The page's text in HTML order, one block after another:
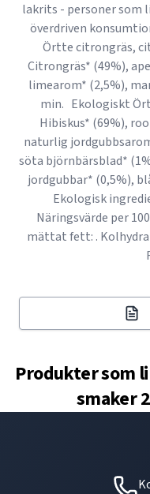
lakrits - personer som
överdriven
Örtte citrongräs,
Citrongräs* (49%),
limearom* (2,5%),
min. Ekologiskt
Hibiskus* (69%),
naturlig
söta björnbärsblad*
jordgubbar* (0,5%),
Ekologisk
Näringsvärde per
mättat fett: .
Produkter som
smaker